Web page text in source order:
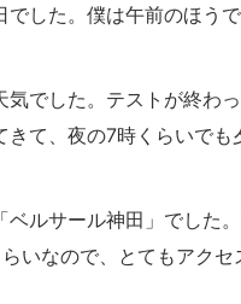
した。僕は午前のほうで
気でした。テストが終わ
て、夜の7時くらいでも
ベルサール神田」でした
いなので、とてもアクセ